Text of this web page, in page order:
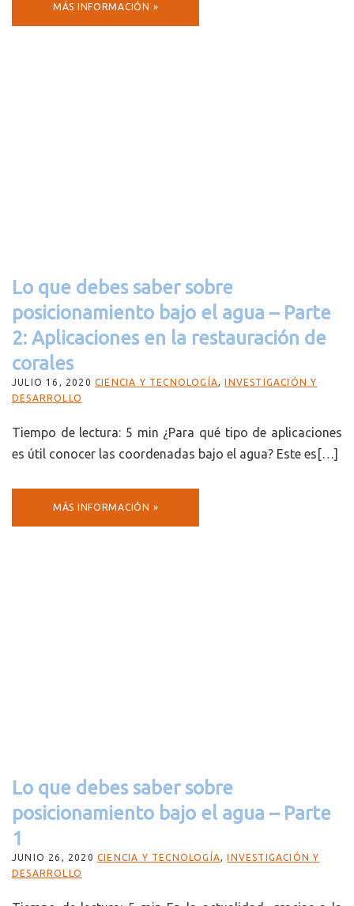
MÁS INFORMACIÓN »
Lo que debes saber sobre
posicionamiento bajo el agua – Parte
2: Aplicaciones en la restauración de
corales
JULIO 16, 2020 CIENCIA Y TECNOLOGÍA,INVESTIGACIÓN Y
DESARROLLO
Tiempo de lectura: 5 min ¿Para qué tipo de aplicaciones
es útil conocer las coordenadas bajo el agua? Este es[…]
MÁS INFORMACIÓN »
Lo que debes saber sobre
posicionamiento bajo el agua – Parte
1
JUNIO 26, 2020 CIENCIA Y TECNOLOGÍA,INVESTIGACIÓN Y
DESARROLLO